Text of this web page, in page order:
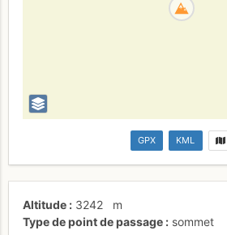
GPX KML
Altitude 3242
m
Type de point de passage
sommet